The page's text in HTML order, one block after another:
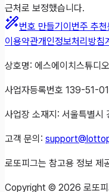
근처로 보정했습니다.
번호 만들기 이번주 추천
이용약관개인정보처리방침
상호명: 에스에이치스튜디
사업자등록번호 139-51-
사업장 소재지: 서울특별
고객 문의:
로또피그는 참고용 정보 제
Copyright © 2026 로또